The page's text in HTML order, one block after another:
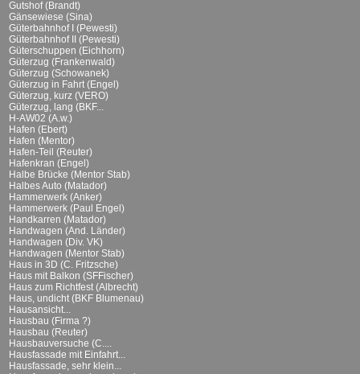
Gutshof (Brandt)
Gänsewiese (Sina)
Güterbahnhof I (Pewesti)
Güterbahnhof II (Pewesti)
Güterschuppen (Eichhorn)
Güterzug (Frankenwald)
Güterzug (Schowanek)
Güterzug in Fahrt (Engel)
Güterzug, kurz (VERO)
Güterzug, lang (BKF...
H-AW02 (A.w.)
Hafen (Ebert)
Hafen (Mentor)
Hafen-Teil (Reuter)
Hafenkran (Engel)
Halbe Brücke (Mentor Stab)
Halbes Auto (Matador)
Hammerwerk (Anker)
Hammerwerk (Paul Engel)
Handkarren (Matador)
Handwagen (And. Länder)
Handwagen (Div. VK)
Handwagen (Mentor Stab)
Haus in 3D (C. Fritzsche)
Haus mit Balkon (SFFischer)
Haus zum Richtfest (Albrecht)
Haus, undicht (BKF Blumenau)
Hausansicht...
Hausbau (Firma ?)
Hausbau (Reuter)
Hausbauversuche (C....
Hausfassade mit Einfahrt...
Hausfassade, sehr klein...